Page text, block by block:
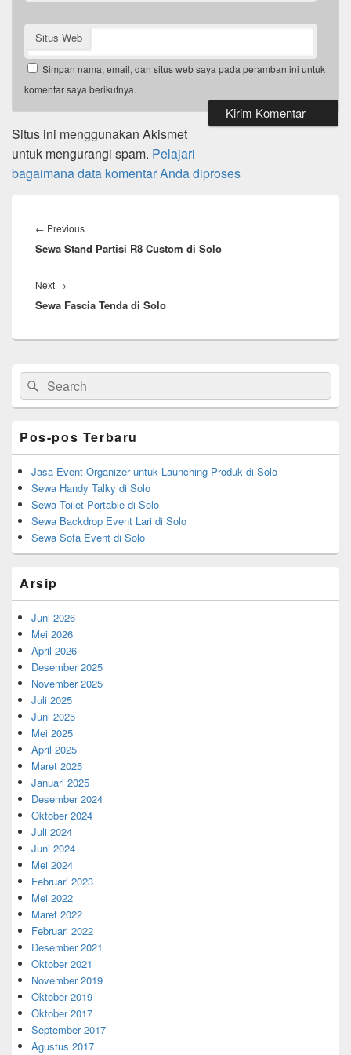
Situs Web
Simpan nama, email, dan situs web saya pada peramban ini untuk
komentar saya berikutnya.
Situs ini menggunakan Akismet
untuk mengurangi spam. Pelajari
bagaimana data komentar Anda diproses
pos
← PreviousPrevious
post:
Sewa Stand Partisi R8 Custom di Solo
Next →
post:
Sewa Fascia Tenda di Solo
Primary
Sidebar
Widget
Area
Search
for:
Search
Pos-pos Terbaru
Jasa Event Organizer untuk Launching Produk di Solo
Sewa Handy Talky di Solo
Sewa Toilet Portable di Solo
Sewa Backdrop Event Lari di Solo
Sewa Sofa Event di Solo
Arsip
Juni 2026
Mei 2026
April 2026
Desember 2025
November 2025
Juli 2025
Juni 2025
Mei 2025
April 2025
Maret 2025
Januari 2025
Desember 2024
Oktober 2024
Juli 2024
Juni 2024
Mei 2024
Februari 2023
Mei 2022
Maret 2022
Februari 2022
Desember 2021
Oktober 2021
November 2019
Oktober 2019
Oktober 2017
September 2017
Agustus 2017